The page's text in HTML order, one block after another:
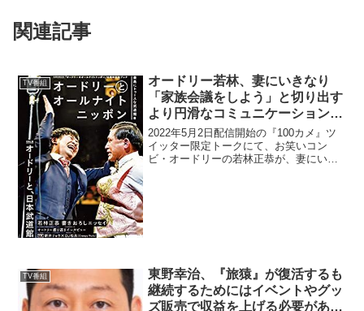
関連記事
TV番組
オードリー若林、妻にいきなり
「家族会議をしよう」と切り出す
より円滑なコミュニケーションを
図れる方法を語る
2022年5月2日配信開始の『100カメ』ツ
イッター限定トークにて、お笑いコン
ビ・オードリーの若林正恭が、妻にいき
TV番組
東野幸治、『旅猿』が復活するも
継続するためにはイベントやグッ
ズ販売で収益を上げる必要がある